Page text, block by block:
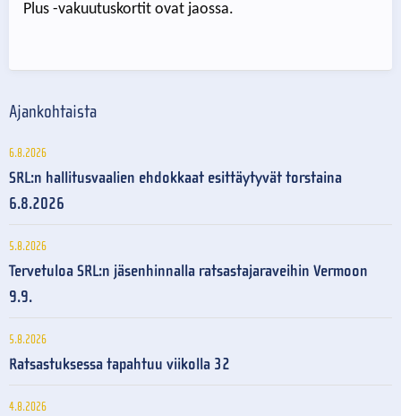
Plus -vakuutuskortit ovat jaossa.
Ajankohtaista
6.8.2026
SRL:n hallitusvaalien ehdokkaat esittäytyvät torstaina
6.8.2026
5.8.2026
Tervetuloa SRL:n jäsenhinnalla ratsastajaraveihin Vermoon
9.9.
5.8.2026
Ratsastuksessa tapahtuu viikolla 32
4.8.2026